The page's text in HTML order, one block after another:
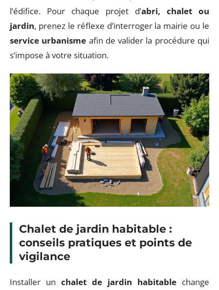
l’édifice. Pour chaque projet d’abri, chalet ou
jardin, prenez le réflexe d’interroger la mairie ou le
service urbanisme afin de valider la procédure qui
s’impose à votre situation.
Chalet de jardin habitable :
conseils pratiques et points de
vigilance
Installer un chalet de jardin habitable change